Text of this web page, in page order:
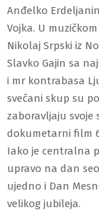
Anđelko
Vojka. U
Nikolaj Srpski iz
Slavko Gajin sa
i mr kontrabasa
svečani skup su
zaboravljaju svoje
dokumetarni film
Iako je centralna
upravo na dan
ujedno i Dan
velikog jubileja.